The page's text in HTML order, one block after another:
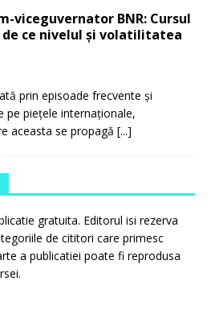
viceguvernator BNR: Cursul
de ce nivelul și volatilitatea
prin episoade frecvente și
pe piețele internaționale,
aceasta se propagă [...]
gratuita. Editorul isi rezerva
de cititori care primesc
a publicatiei poate fi reprodusa